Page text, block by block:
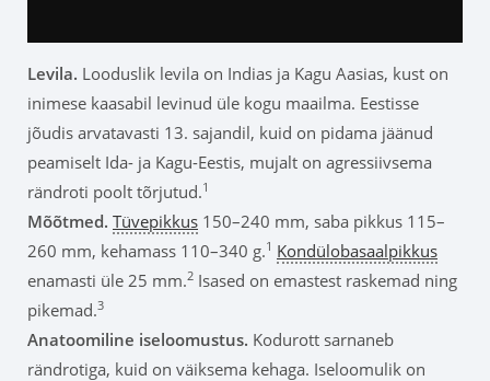
Levila. Looduslik levila on Indias ja Kagu Aasias, kust on
inimese kaasabil levinud üle kogu maailma. Eestisse
jõudis arvatavasti 13. sajandil, kuid on pidama jäänud
peamiselt Ida- ja Kagu-Eestis, mujalt on agressiivsema
rändroti poolt tõrjutud.1
Mõõtmed. Tüvepikkus 150–240 mm, saba pikkus 115–
260 mm, kehamass 110–340 g.1 Kondülobasaalpikkus
enamasti üle 25 mm.2 Isased on emastest raskemad ning
pikemad.3
Anatoomiline iseloomustus. Kodurott sarnaneb
rändrotiga, kuid on väiksema kehaga. Iseloomulik on